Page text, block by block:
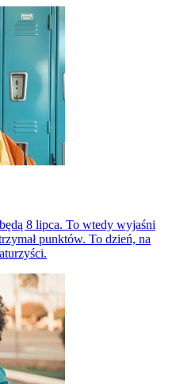
8 lipca. To wtedy wyjaśni
punktów. To dzień, na